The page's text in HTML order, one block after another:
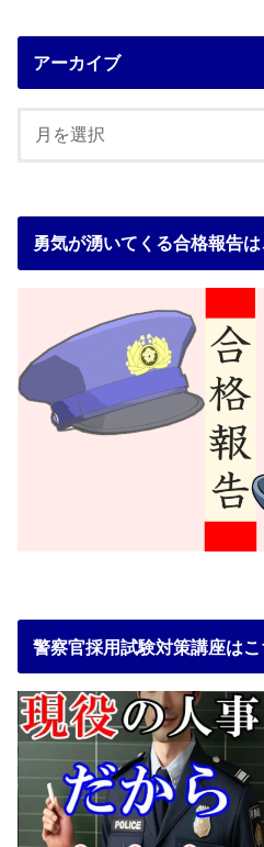
アーカイブ
勇気が湧いてくる合格報告は
警察官採用試験対策講座は